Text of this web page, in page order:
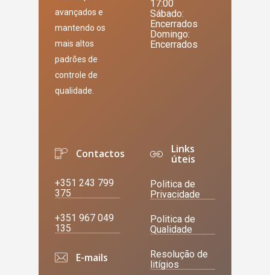
avançados e
mantendo os
mais altos
padrões de
controle de
qualidade.
17:00
Sábado:
Encerrados
Domingo:
Encerrados
Contactos
+351 243 799
375
+351 967 049
135
E-mails
Links
úteis
Politica de
Privacidade
Politica de
Qualidade
Resolução de
litígios